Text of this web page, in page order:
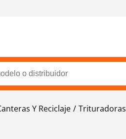
Y Reciclaje Trituradoras